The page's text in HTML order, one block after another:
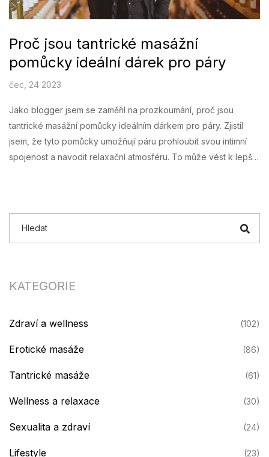
Proč jsou tantrické masážní
pomůcky ideální dárek pro páry
čec, 24 2023
Jako blogger jsem se zaměřil na prozkoumání, proč jsou
tantrické masážní pomůcky ideálním dárkem pro páry. Zjistil
jsem, že tyto pomůcky umožňují páru prohloubit svou intimní
spojenost a navodit relaxační atmosféru. To může vést k lepší
KATEGORIE
Zdraví a wellness (102)
Erotické masáže (86)
Tantrické masáže (61)
Wellness a relaxace (30)
Sexualita a zdraví (24)
Lifestyle (23)